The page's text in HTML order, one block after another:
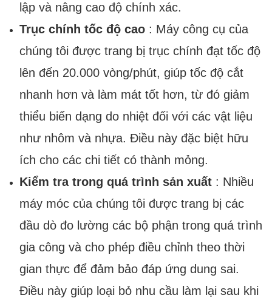
lập và nâng cao độ chính xác.
Trục chính tốc độ cao : Máy công cụ của
chúng tôi được trang bị trục chính đạt tốc độ
lên đến 20.000 vòng/phút, giúp tốc độ cắt
nhanh hơn và làm mát tốt hơn, từ đó giảm
thiểu biến dạng do nhiệt đối với các vật liệu
như nhôm và nhựa. Điều này đặc biệt hữu
ích cho các chi tiết có thành mỏng.
Kiểm tra trong quá trình sản xuất : Nhiều
máy móc của chúng tôi được trang bị các
đầu dò đo lường các bộ phận trong quá trình
gia công và cho phép điều chỉnh theo thời
gian thực để đảm bảo đáp ứng dung sai.
Điều này giúp loại bỏ nhu cầu làm lại sau khi